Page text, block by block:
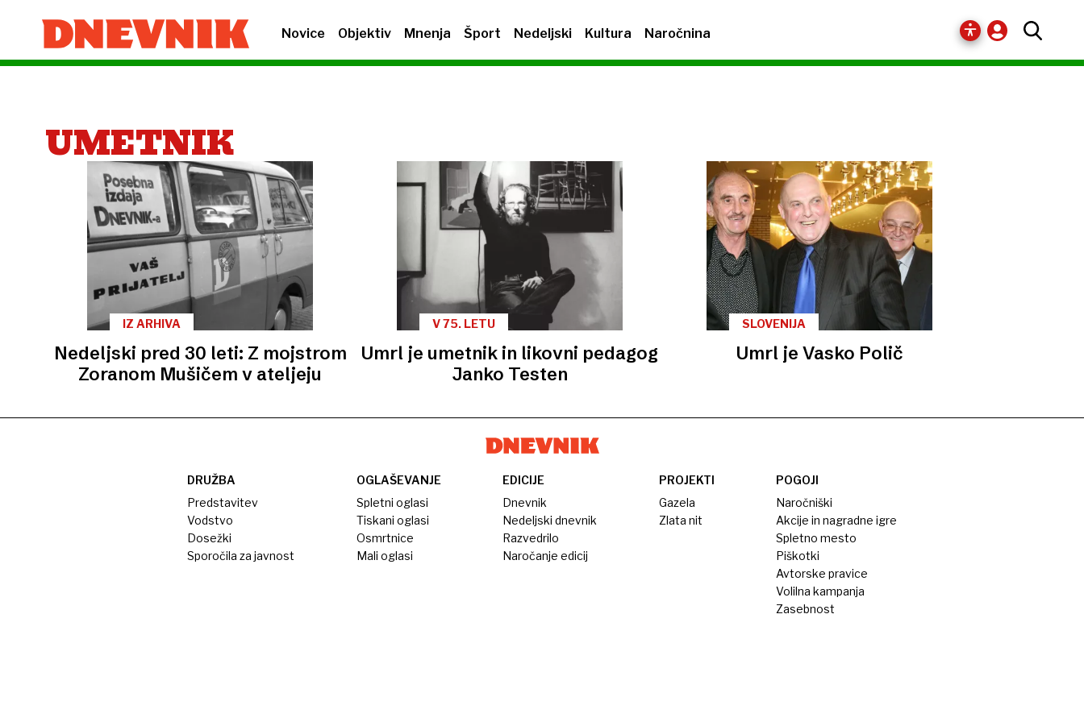
Novice Objektiv Mnenja Šport Nedeljski Kultura Naročnina
UMETNIK
IZ ARHIVA
Nedeljski pred 30 leti: Z mojstrom
Zoranom Mušičem v ateljeju
V 75. LETU
Umrl je umetnik in likovni pedagog
Janko Testen
SLOVENIJA
Umrl je Vasko Polič
DRUŽBA
Predstavitev
Vodstvo
Dosežki
Sporočila za javnost
OGLAŠEVANJE
Spletni oglasi
Tiskani oglasi
Osmrtnice
Mali oglasi
EDICIJE
Dnevnik
Nedeljski dnevnik
Razvedrilo
Naročanje edicij
PROJEKTI
Gazela
Zlata nit
POGOJI
Naročniški
Akcije in nagradne igre
Spletno mesto
Piškotki
Avtorske pravice
Volilna kampanja
Zasebnost